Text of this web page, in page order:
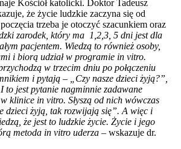
Kościół katolicki. Doktor Tadeusz
że życie ludzkie zaczyna się od
trzeba je otoczyć szacunkiem oraz
zarodek, który ma 1,2,3, 5 dni jest dla
pacjentem. Wiedzą to również osoby,
i biorą udział w programie in vitro.
w trzecim dniu po połączeniu
i pytają – „Czy nasze dzieci żyją?”,
to jest pytanie nagminnie zadawane
klinice in vitro. Słyszą od nich wówczas
dzieci żyją, tak rozwijają się”. A więc i
że jest to ludzkie życie. Życie i jego
metoda in vitro uderza – wskazuje dr.